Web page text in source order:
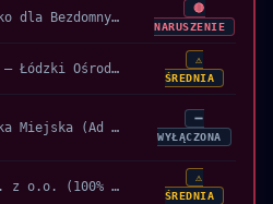
Schronisko dla Bezdomnych Zwierząt w Łodzi
🔴
NARUSZENIE
InterSIT — Łódzki Ośrodek Geodezji
⚠️
ŚREDNIA
Biblioteka Miejska (Ad Server)
➖
WYŁĄCZONA
MAKiS sp. z o.o. (100% Miasto)
⚠️
ŚREDNIA